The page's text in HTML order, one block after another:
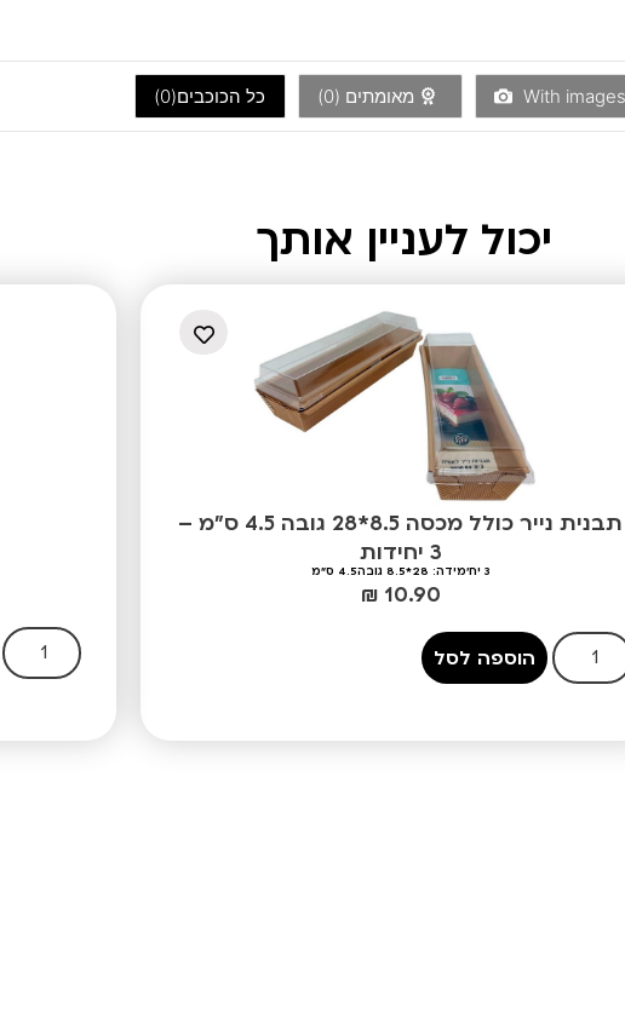
With מאומתים (0
) כל הכוכבים(0
)
יכול לעניין אותך
תבנית נייר כולל מכסה 8.5*28 גובה 4.5 ס"מ –
3 יחידות
3 יח' מידה: 28*8.5 גובה4.5 ס"מ
₪ 10.90
הוספה לסל